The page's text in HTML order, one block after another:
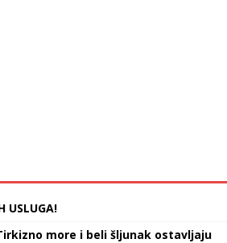
USLUGA!
more i beli šljunak ostavljaju